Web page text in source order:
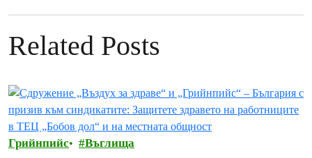
Related Posts
Грийнпийс Въглища